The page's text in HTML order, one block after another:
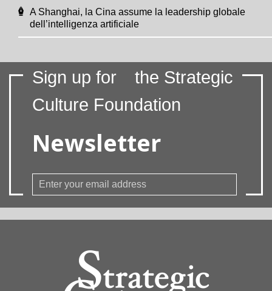
A Shanghai, la Cina assume la leadership globale
dell’intelligenza artificiale
Sign up for
the Strategic
Culture Foundation
Newsletter